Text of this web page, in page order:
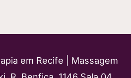
em Recife | Massagem